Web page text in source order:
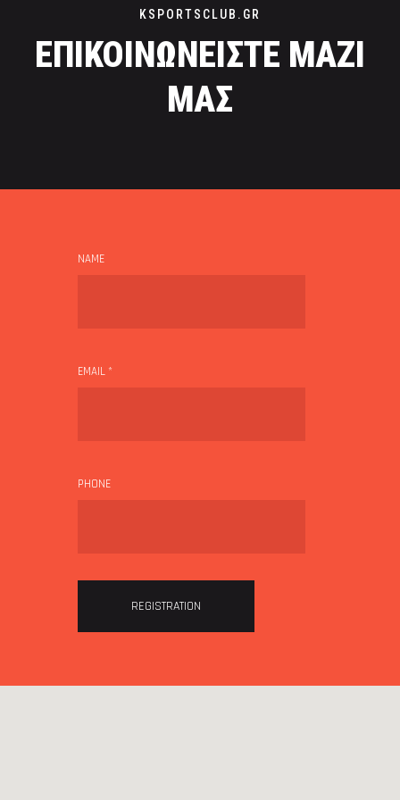
KSPORTSCLUB.GR
ΕΠΙΚΟΙΝΩΝΕΙΣΤΕ ΜΑΖΙ
ΜΑΣ
NAME
EMAIL *
PHONE
REGISTRATION